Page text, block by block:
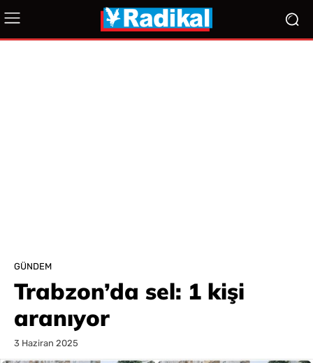
GÜNDEM
Trabzon’da sel: 1 kişi
aranıyor
3 Haziran 2025